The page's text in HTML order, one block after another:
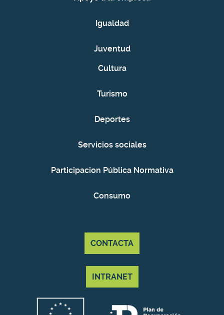
Igualdad
Juventud
Cultura
Turismo
Deportes
Servicios sociales
Participacion Pública Normativa
Consumo
CONTACTA
INTRANET